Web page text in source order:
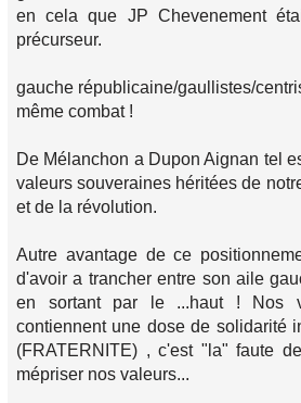
en cela que JP Chevenement
précurseur.
gauche républicaine/gaullistes/
même combat !
De Mélanchon a Dupon Aignan tel
valeurs souveraines héritées de
et de la révolution.
Autre avantage de ce
d'avoir a trancher entre son aile
en sortant par le ...haut ! Nos
contiennent une dose de solidarité
(FRATERNITE) , c'est "la" faute
mépriser nos valeurs...